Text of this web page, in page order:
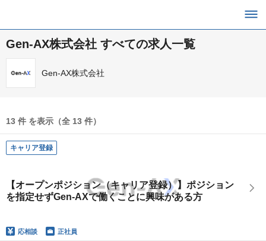
Gen-AX株式会社 すべての求人一覧
Gen-AX株式会社
13 件 を表示（全 13 件）
キャリア登録
【オープンポジション（キャリア登録）】ポジション
を指定せずGen-AXで働くことに興味がある方
応相談 正社員